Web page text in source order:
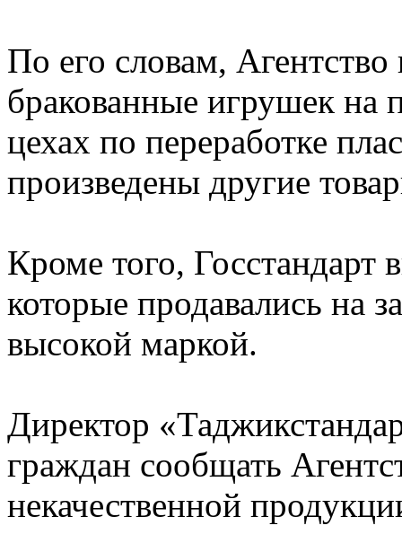
По его словам, Агентство
бракованные игрушек на
цехах по переработке
произведены другие
Кроме того,
которые продавались на
высокой маркой.
Директор
граждан сообщать
некачественной